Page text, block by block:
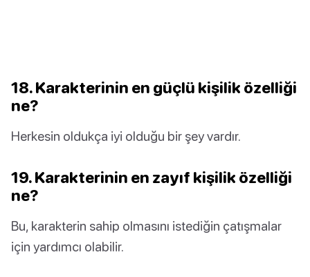
18. Karakterinin en güçlü kişilik özelliği
ne?
Herkesin oldukça iyi olduğu bir şey vardır.
19. Karakterinin en zayıf kişilik özelliği
ne?
Bu, karakterin sahip olmasını istediğin çatışmalar
için yardımcı olabilir.